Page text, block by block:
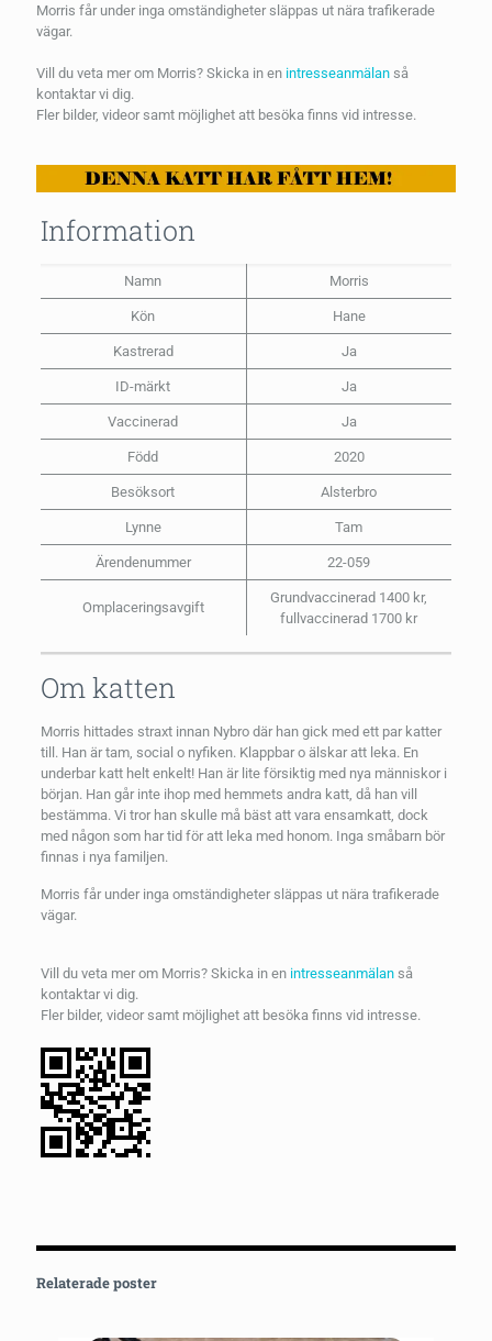
Morris får under inga omständigheter släppas ut nära trafikerade
vägar.
Vill du veta mer om Morris? Skicka in en intresseanmälan så
kontaktar vi dig.
Fler bilder, videor samt möjlighet att besöka finns vid intresse.
Information
Namn Morris
Kön Hane
Kastrerad Ja
ID-märkt Ja
Vaccinerad Ja
Född 2020
Besöksort Alsterbro
Lynne Tam
Ärendenummer 22-059
Omplaceringsavgift
Grundvaccinerad 1400 kr,
fullvaccinerad 1700 kr
Om katten
Morris hittades straxt innan Nybro där han gick med ett par katter
till. Han är tam, social o nyfiken. Klappbar o älskar att leka. En
underbar katt helt enkelt! Han är lite försiktig med nya människor i
början. Han går inte ihop med hemmets andra katt, då han vill
bestämma. Vi tror han skulle må bäst att vara ensamkatt, dock
med någon som har tid för att leka med honom. Inga småbarn bör
finnas i nya familjen.
Morris får under inga omständigheter släppas ut nära trafikerade
vägar.
Vill du veta mer om Morris? Skicka in en intresseanmälanså
kontaktar vi dig.
Fler bilder, videor samt möjlighet att besöka finns vid intresse.
Relaterade poster